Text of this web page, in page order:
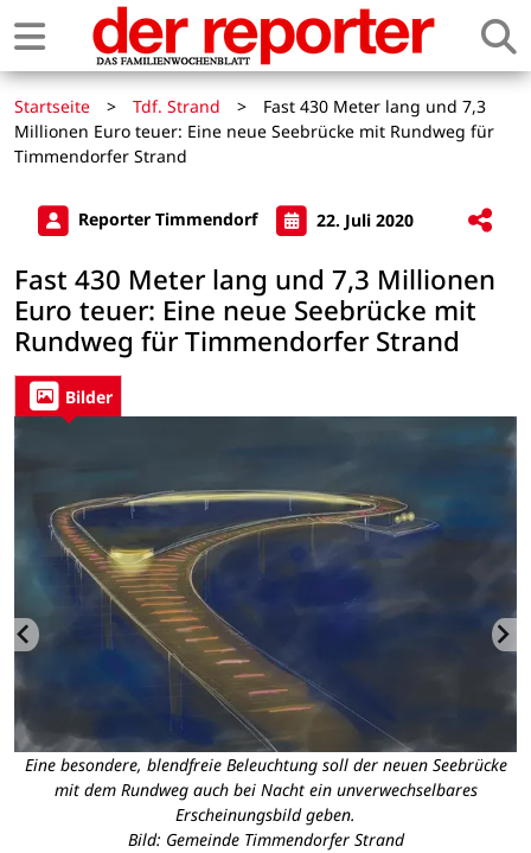
Startseite > Tdf. Strand >
Fast 430 Meter lang und 7,3
Millionen Euro teuer: Eine neue Seebrücke mit Rundweg für
Timmendorfer Strand
Reporter Timmendorf 22. Juli 2020
Fast 430 Meter lang und 7,3 Millionen
Euro teuer: Eine neue Seebrücke mit
Rundweg für Timmendorfer Strand
Bilder
Eine besondere, blendfreie Beleuchtung soll der neuen Seebrücke
mit dem Rundweg auch bei Nacht ein unverwechselbares
Erscheinungsbild geben.
Bild: Gemeinde Timmendorfer Strand